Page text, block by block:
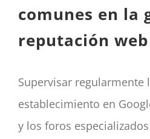
comunes en la
reputación web
Supervisar regularmente
establecimiento en
y los foros